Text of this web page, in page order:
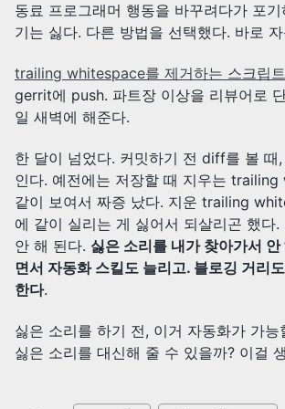
동료 프로그래머 행동을 바꾸려다가 포
기는 싫다. 다른 방법을 선택했다. 바로
trailing whitespace를 제거하는 스크립트
gerrit에 push. 파트장 이상을 리뷰어로
일 새벽에 해준다.
한 달이 넘었다. 커밋하기 전 diff를 볼 때,
인다. 예전에는 저장할 때 지우는
같이 보여서 짜증 났다. 지운 trailing
에 같이 실리는 게 싫어서 되살리곤 했다.
안 해 된다. 싫은 소리를 내가 찾아가서 안
면서 자동화 스킬도 늘리고. 블로깅 거리
한다.
싫은 소리를 하기 전, 이거 자동화가 가능
싫은 소리를 대신해 줄 수 있을까? 이걸